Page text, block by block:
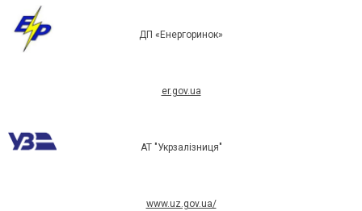
ДП «Енергоринок»
er.gov.ua
АТ "Укрзалізниця"
www.uz.gov.ua/